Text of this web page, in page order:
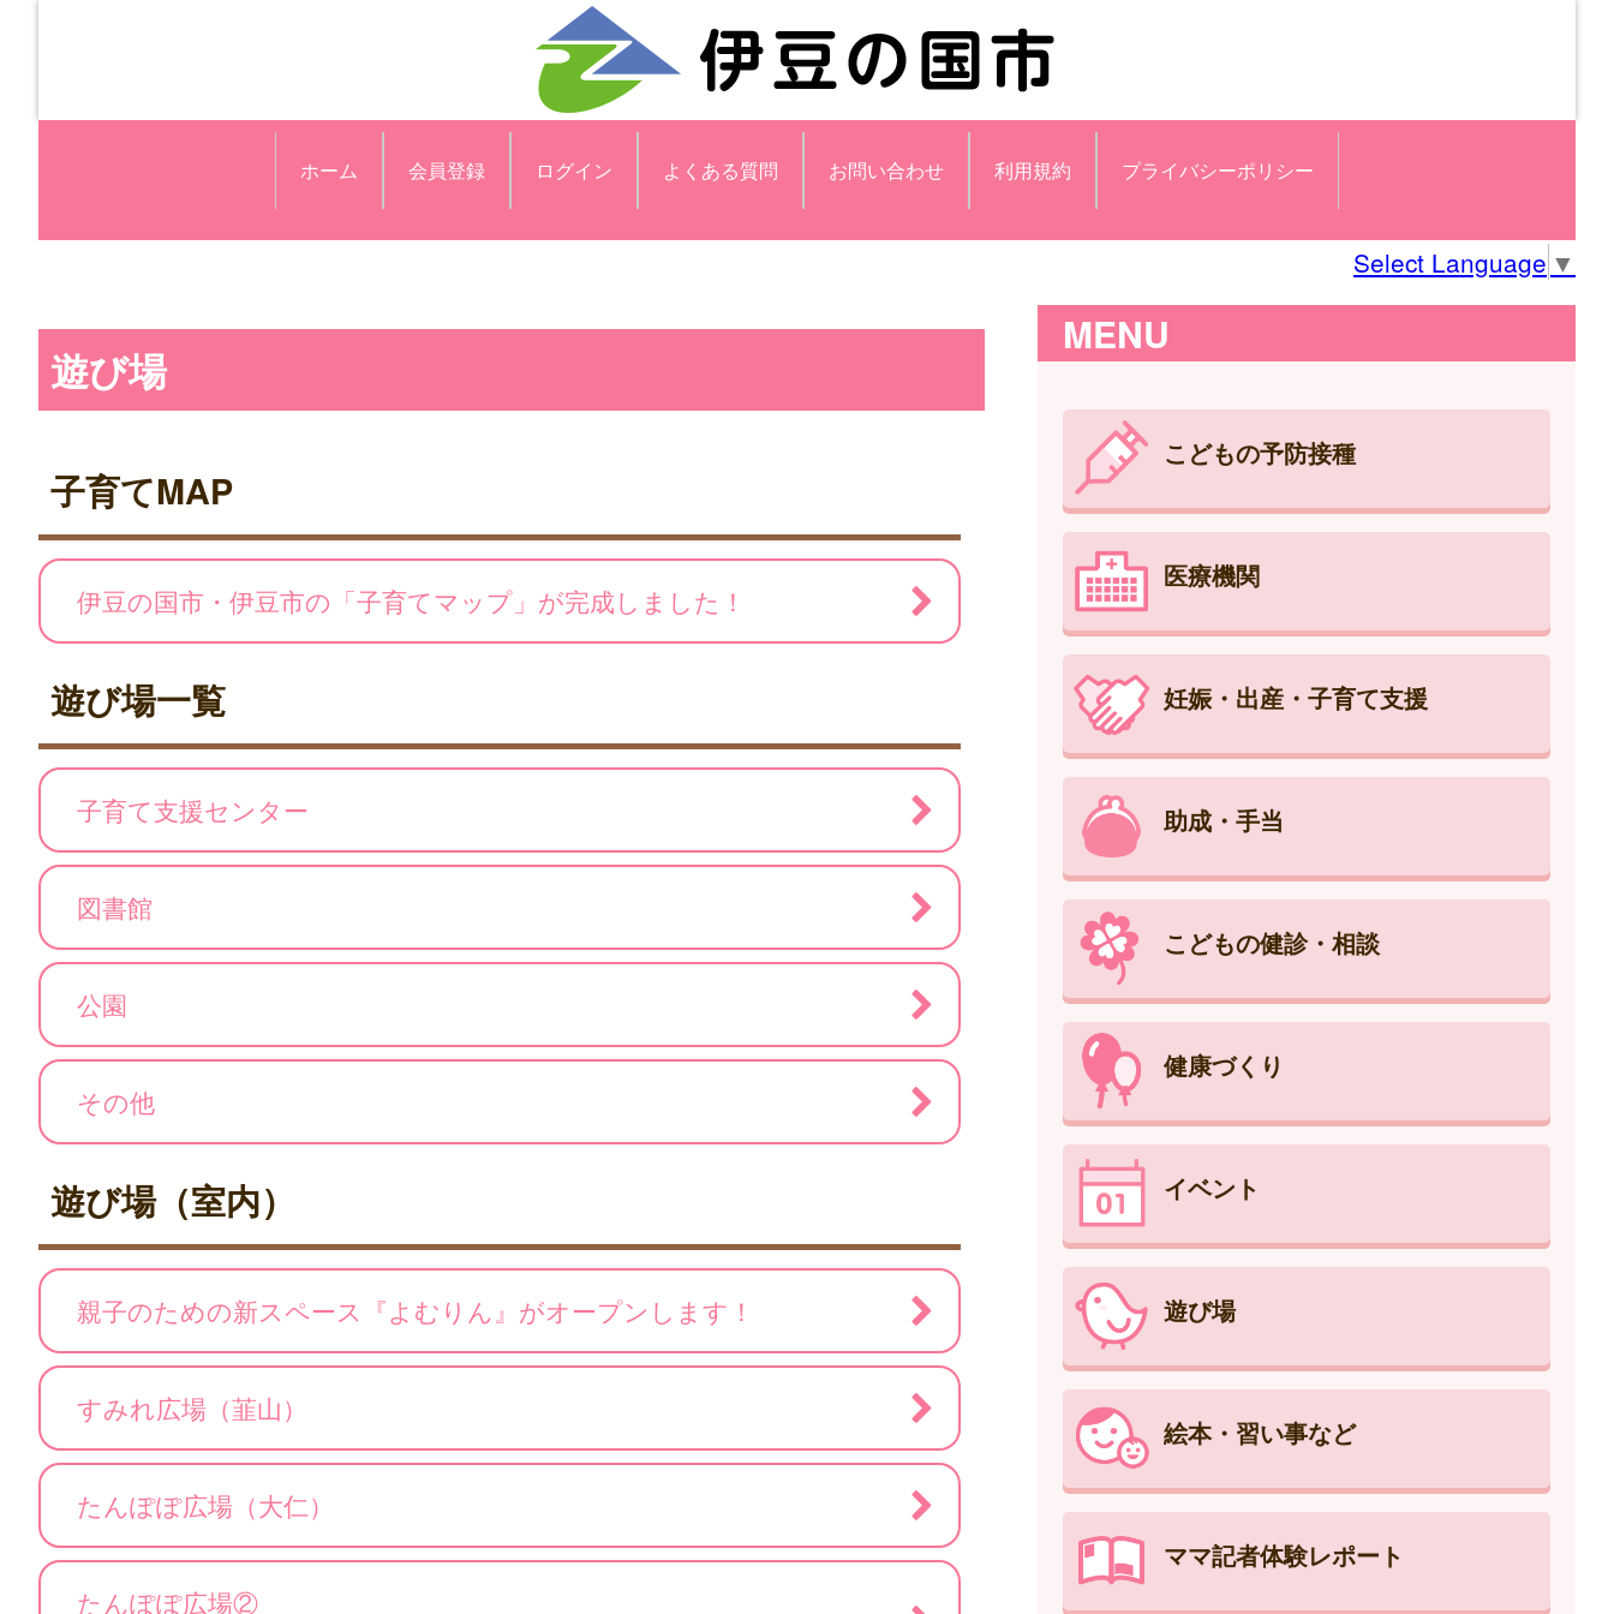
ホーム 会員登録 ログイン よくある質問 お問い合わせ 利用規約 プライバシーポリシー
Select Language ▼
遊び場
子育てMAP
伊豆の国市・伊豆市の「子育てマップ」が完成しました！
遊び場一覧
子育て支援センター
図書館
公園
その他
遊び場（室内）
親子のための新スペース『よむりん』がオープンします！
すみれ広場（韮山）
たんぽぽ広場（大仁）
たんぽぽ広場②
MENU
こどもの予防接種
医療機関
妊娠・出産・子育て支援
助成・手当
こどもの健診・相談
健康づくり
イベント
遊び場
絵本・習い事など
ママ記者体験レポート